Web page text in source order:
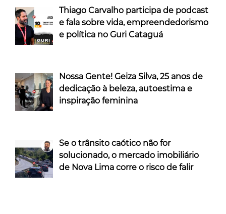
Thiago Carvalho participa de podcast
e fala sobre vida, empreendedorismo
e política no Guri Cataguá
Nossa Gente! Geiza Silva, 25 anos de
dedicação à beleza, autoestima e
inspiração feminina
Se o trânsito caótico não for
solucionado, o mercado imobiliário
de Nova Lima corre o risco de falir